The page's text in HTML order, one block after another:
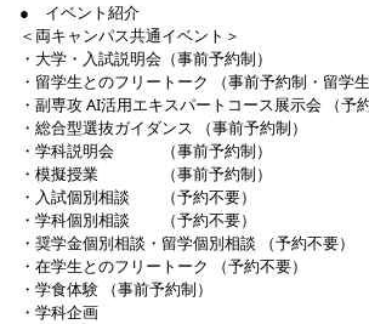
● イベント紹介
＜両キャンパス共通イベント＞
・大学・入試説明会（事前予約制）
・留学生とのフリートーク （事前予約制・留学生
・副専攻 AI活用エキスパートコース展示会 （予
・総合型選抜ガイダンス （事前予約制）
・学科説明会 （事前予約制）
・模擬授業 （事前予約制）
・入試個別相談 （予約不要）
・学科個別相談 （予約不要）
・奨学金個別相談・留学個別相談 （予約不要）
・在学生とのフリートーク （予約不要）
・学食体験 （事前予約制）
・学科企画